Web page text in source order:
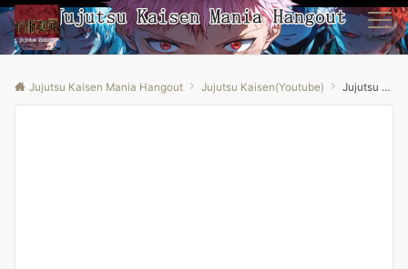
Menu
Jujutsu Kaisen Mania Hangout Jujutsu Kaisen(Youtube) Jujutsu Kaisen Season 1 Episode 1 Reaction Mashup